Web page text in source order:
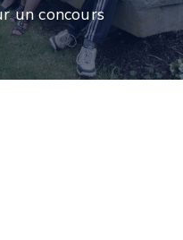
un concours